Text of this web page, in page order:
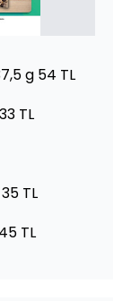
g 54 TL
TL
TL
TL